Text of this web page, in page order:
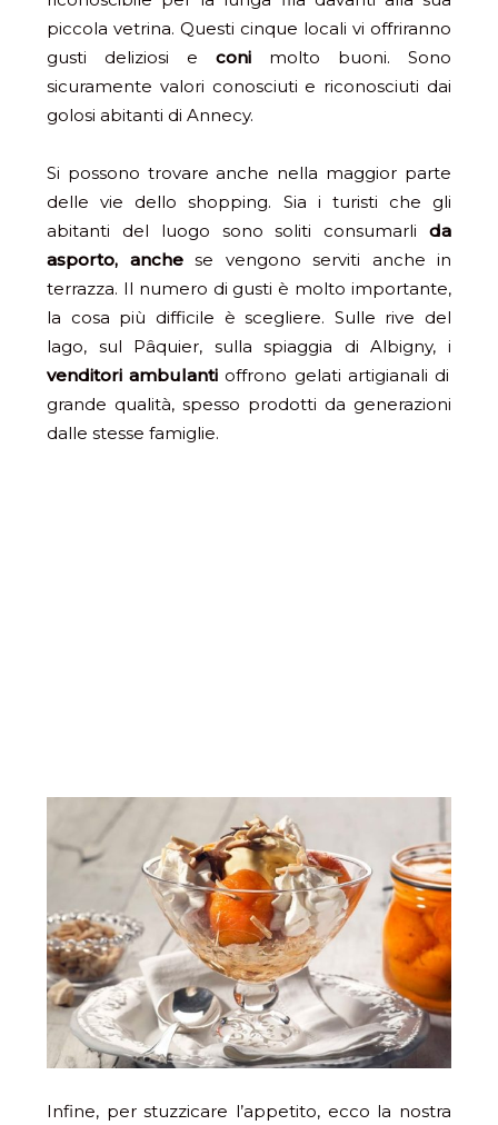
piccola vetrina. Questi cinque locali vi offriranno
gusti deliziosi e coni molto buoni. Sono
sicuramente valori conosciuti e riconosciuti dai
golosi abitanti di Annecy.
Si possono trovare anche nella maggior parte
delle vie dello shopping. Sia i turisti che gli
abitanti del luogo sono soliti consumarli da
asporto, anchese vengono serviti anche in
terrazza. Il numero di gusti è molto importante,
la cosa più difficile è scegliere. Sulle rive del
lago, sul Pâquier, sulla spiaggia di Albigny, i
venditori ambulanti offrono gelati artigianali di
grande qualità, spesso prodotti da generazioni
dalle stesse famiglie.
Infine, per stuzzicare l’appetito, ecco la nostra